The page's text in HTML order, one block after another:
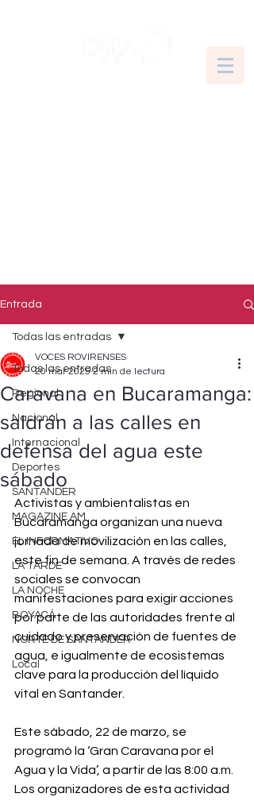
Entrada
Todas las entradas
Regional
Nacional
Internacional
Deportes
SANTANDER
MAGAZINE AM
EL INFORMATIVO
LA TARDE
LA NOCHE
BOYACÁ
NORTE DE SANTANDER
Local
Todas las entradas
Caravana en Bucaramanga:
saldrán a las calles en
defensa del agua este
sábado
VOCES ROVIRENSES
20 mar 2025 2 min de lectura
Activistas y ambientalistas en
Bucaramanga organizan una nueva
jornada de movilización en las calles,
este fin de semana. A través de redes
sociales se convocan
manifestaciones para exigir acciones
por parte de las autoridades frente al
cuidado y preservación de fuentes de
agua, e igualmente de ecosistemas
clave para la producción del líquido
vital en Santander.
Este sábado, 22 de marzo, se
programó la ‘Gran Caravana por el
Agua y la Vida’, a partir de las 8:00 a.m.
Los organizadores de esta actividad